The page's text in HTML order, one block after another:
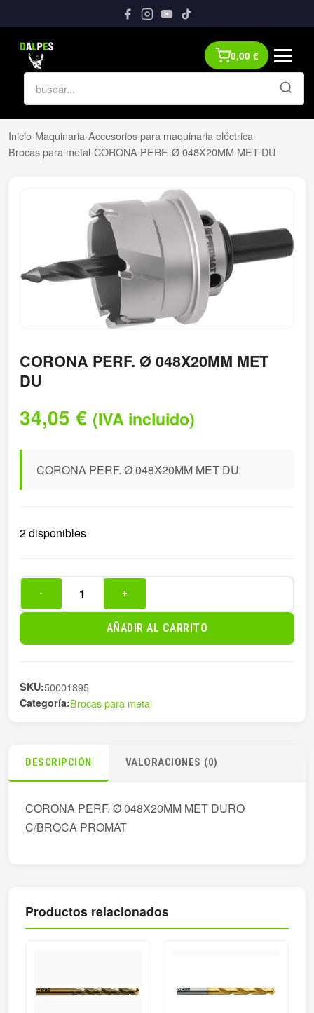
0,00 €
Inicio›Maquinaria›Accesorios para maquinaria eléctrica›
Brocas para metal›CORONA PERF. Ø 048X20MM MET DU
CORONA PERF. Ø 048X20MM MET
DU
34,05 € (IVA incluido)
CORONA PERF. Ø 048X20MM MET DU
2 disponibles
PERF.
DU
cantidad
- +
AÑADIR AL CARRITO
SKU:50001895
Categoría:Brocas para metal
DESCRIPCIÓN VALORACIONES (0)
CORONA PERF. Ø 048X20MM MET DURO
C/BROCA PROMAT
Productos relacionados